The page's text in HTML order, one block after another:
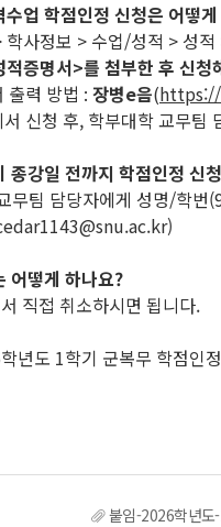
업 학점인정 신청은 어떻
사정보 > 수업/성적 > 성
적증명서>를 첨부한 후 신청
력 방법 : 장병e음(
신청 후, 학부대학 교무팀
종강일 전까지 학점인정 신
무팀 담당자에게 성명/학
어떻게 하나요?
직접 취소하시면 됩니다.
년도 1학기 군복무 학점인
붙임-2026학년도